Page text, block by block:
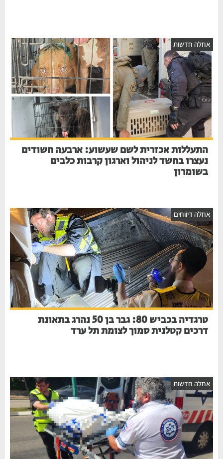
אחלה חדשות
התעללות אכזרית לשם שעשוע: ארבעה חשודים
נעצרו בחשד לניהול וארגון קרבות כלבים
בשומרון
אחלה דיווחים
טרגדיה בכביש 80: גבר בן 50 נהרג בתאונת
דרכים קטלנית סמוך לצומת תל ערד
אחלה חדשות